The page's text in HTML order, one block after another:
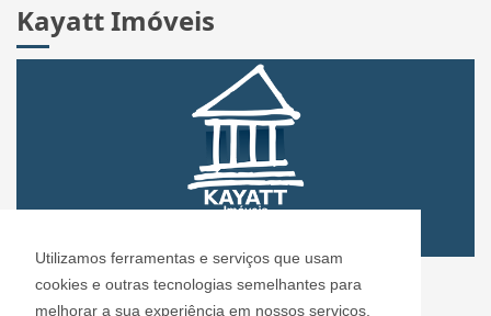
Utilizamos ferramentas e serviços que usam
cookies e outras tecnologias semelhantes para
melhorar a sua experiência em nossos serviços,
Kayatt Imóveis
CRECI: 72.304